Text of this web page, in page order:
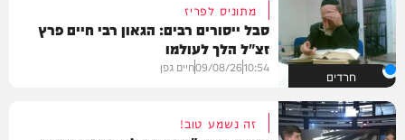
חרדים
מתוניס לפריז
סבל ייסורים רבים: הגאון רבי חיים פרץ
זצ"ל הלך לעולמו
10:54
09/08/26חיים גפן
זה נשמע טוב!